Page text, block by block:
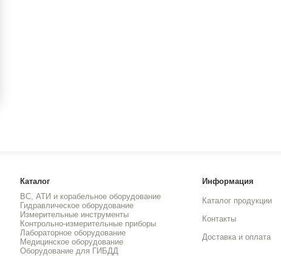
Каталог
ВС, АТИ и корабельное оборудование
Гидравлическое оборудование
Измерительные инструменты
Контрольно-измерительные приборы
Лабораторное оборудование
Медицинское оборудование
Оборудование для ГИБДД
Информация
Каталог продукции
Контакты
Доставка и оплата